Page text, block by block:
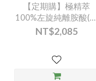
【定期購】極精萃
100%左旋純離胺酸(黑
酵母升級版) --- (3入)
NT$2,085